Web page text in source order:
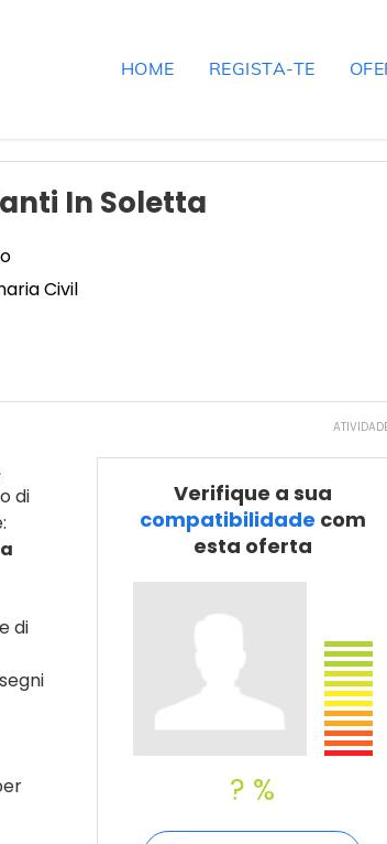
HOME REGISTA-TE
In Soletta
Civil
Imprimir
Partilha com
um amigo
Verifique a sua
compatibilidade com
esta oferta
? %
di
di